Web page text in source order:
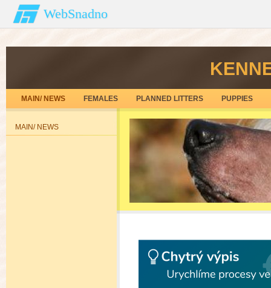
WebSnadno
MAIN/ NEWS FEMALES PLANNED LITTERS PUPPIES
MAIN/ NEWS